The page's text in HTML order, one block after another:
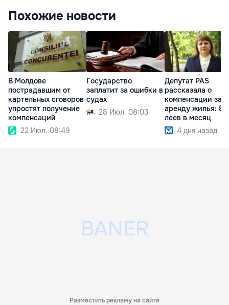
Похожие новости
В Молдове
пострадавшим от
картельных сговоров
упростят получение
компенсаций
22 Июл. 08:49
Государство
заплатит за ошибки в
судах
28 Июл. 08:03
Депутат PAS
рассказала о
компенсации за
аренду жилья:
леев в месяц
4 дня назад
Разместить рекламу на сайте